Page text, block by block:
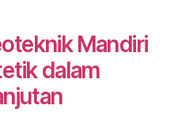
Mandiri
dalam